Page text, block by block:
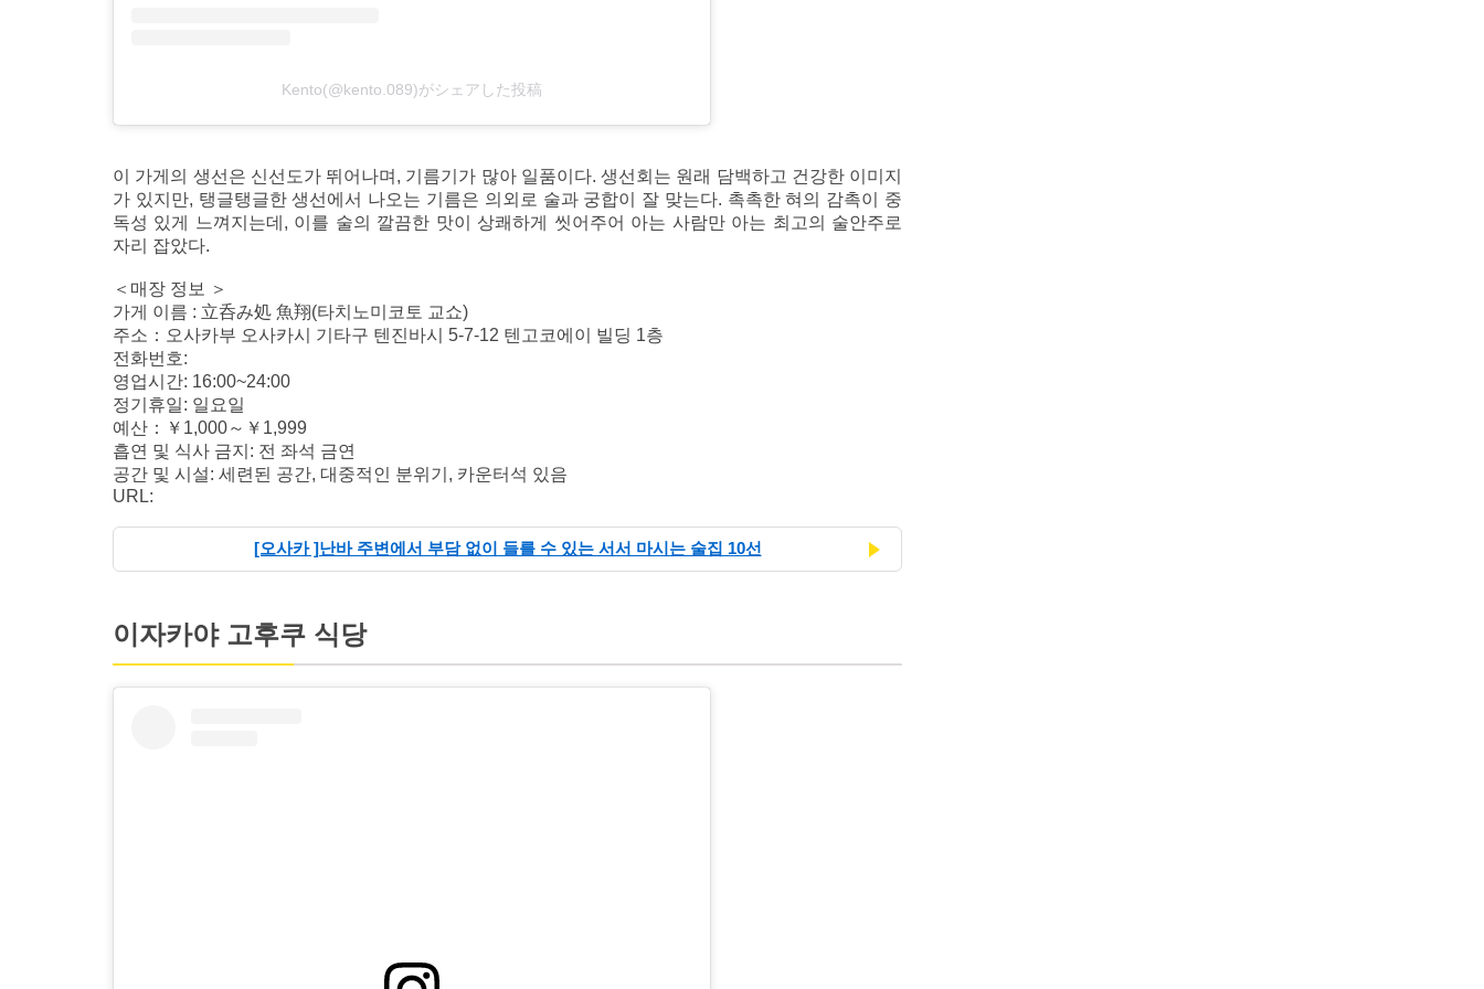
Kento(@kento.089)がシェアした投稿
이 가게의 생선은 신선도가 뛰어나며, 기름기가 많아 일품이다. 생선회는 원래 담백하고 건강한 이미지
가 있지만, 탱글탱글한 생선에서 나오는 기름은 의외로 술과 궁합이 잘 맞는다. 촉촉한 혀의 감촉이 중
독성 있게 느껴지는데, 이를 술의 깔끔한 맛이 상쾌하게 씻어주어 아는 사람만 아는 최고의 술안주로
자리 잡았다.
＜매장 정보 ＞
가게 이름 : 立呑み処 魚翔(타치노미코토 교쇼)
주소：오사카부 오사카시 기타구 텐진바시 5-7-12 텐고코에이 빌딩 1층
전화번호:
영업시간: 16:00~24:00
정기휴일: 일요일
예산：￥1,000～￥1,999
흡연 및 식사 금지: 전 좌석 금연
공간 및 시설: 세련된 공간, 대중적인 분위기, 카운터석 있음
URL:
[오사카 ]난바 주변에서 부담 없이 들를 수 있는 서서 마시는 술집 10선
이자카야 고후쿠 식당